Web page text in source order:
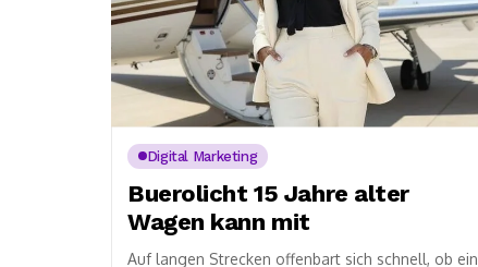
Digital Marketing
Buerolicht 15 Jahre alter
Wagen kann mit
Auf langen Strecken offenbart sich schnell, ob ein